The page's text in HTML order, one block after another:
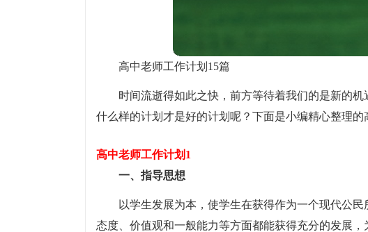
高中老师工作计划15篇
时间流逝得如此之快，前方等待着我们的是新的
什么样的计划才是好的计划呢？下面是小编精心整理的
高中老师工作计划1
一、指导思想
以学生发展为本，使学生在获得作为一个现代公
态度、价值观和一般能力等方面都能获得充分的发展